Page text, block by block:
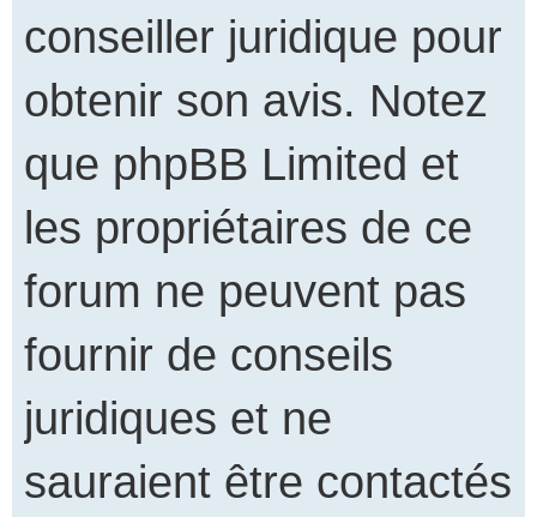
conseiller juridique pour
obtenir son avis. Notez
que phpBB Limited et
les propriétaires de ce
forum ne peuvent pas
fournir de conseils
juridiques et ne
sauraient être contactés